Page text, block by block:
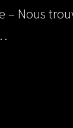
– Nous